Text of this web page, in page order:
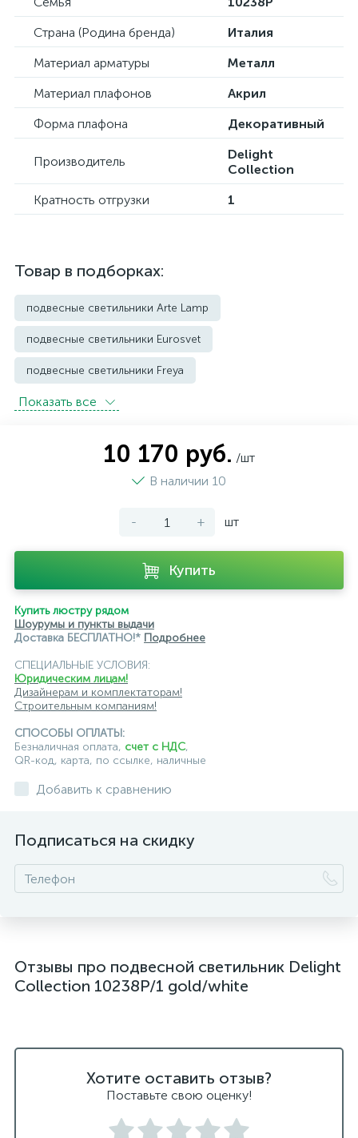
Страна (Родина бренда)
Италия
Материал арматуры
Металл
Материал плафонов
Акрил
Форма плафона
Декоративный
Производитель
Delight
Collection
Кратность отгрузки
1
Товар в подборках:
подвесные светильники Arte Lamp
подвесные светильники Eurosvet
подвесные светильники Freya
подвесные светильники Imperium Loft
подвесные светильники Lightstar
подвесные светильники Lumion
подвесные светильники Newport
подвесные светильники Odeon Light
подвесные светильники для кафе и ресторанов
подвесные светильники для лестниц
подвесные светильники над барной стойкой
подвесные светодиодные Kink Light
светильники над рабочей поверхностью
светильники подвесные белые
Показать всe
10 170 руб. /шт
В наличии 10
- + шт
Купить
Купить люстру рядом
Шоурумы и пункты выдачи
Доставка БЕСПЛАТНО!* Подробнее
СПЕЦИАЛЬНЫЕ УСЛОВИЯ:
Юридическим лицам!
Дизайнерам и комплектаторам!
Строительным компаниям!
СПОСОБЫ ОПЛАТЫ:
Безналичная оплата, счет с НДС,
QR-код, карта, по ссылке, наличные
Добавить к сравнению
Подписаться на скидку
Отзывы про подвесной светильник Delight
Collection 10238P/1 gold/white
Хотите оставить отзыв?
Поставьте свою оценку!